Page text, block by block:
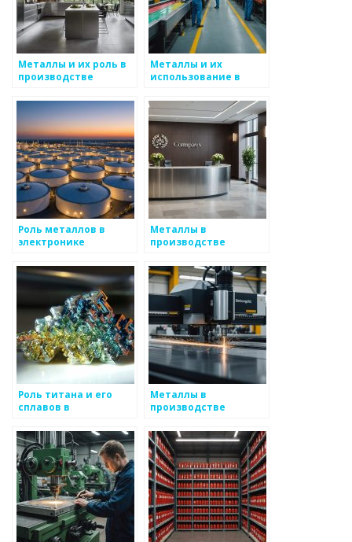
Металлы и их роль в
производстве
Металлы и их
использование в
производстве
Роль металлов в
электронике
Металлы в
производстве
Роль титана и его
сплавов в
имплантации и
авиационном
производстве
Металлы в
производстве